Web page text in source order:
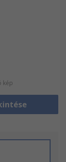
kép